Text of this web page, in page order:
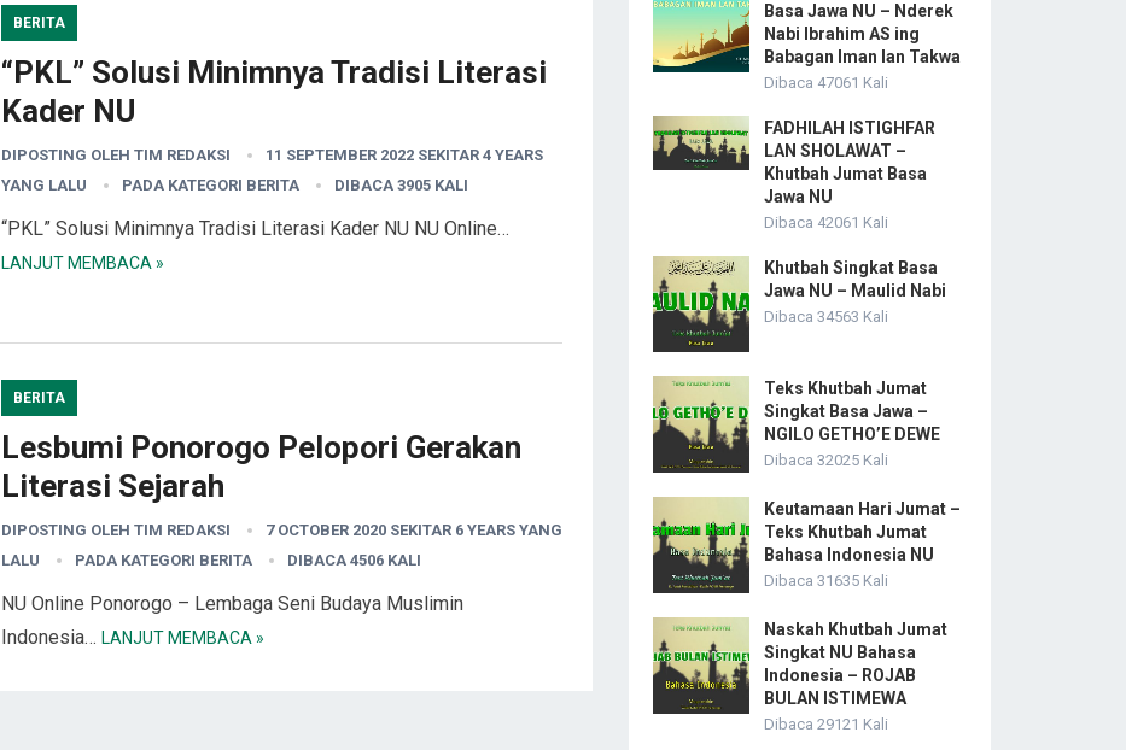
BERITA
“PKL” Solusi Minimnya Tradisi Literasi
Kader NU
DIPOSTING OLEH TIM REDAKSI
11 SEPTEMBER 2022 SEKITAR 4 YEARS
YANG LALU
PADA KATEGORI BERITA DIBACA 3905 KALI
“PKL” Solusi Minimnya Tradisi Literasi Kader NU NU Online…
LANJUT MEMBACA »
BERITA
Lesbumi Ponorogo Pelopori Gerakan
Literasi Sejarah
DIPOSTING OLEH TIM REDAKSI
7 OCTOBER 2020 SEKITAR 6 YEARS YANG
LALU
PADA KATEGORI BERITA DIBACA 4506 KALI
NU Online Ponorogo – Lembaga Seni Budaya Muslimin
Indonesia… LANJUT MEMBACA »
Basa Jawa NU – Nderek
Nabi Ibrahim AS ing
Babagan Iman lan Takwa
Dibaca 47061 Kali
FADHILAH ISTIGHFAR
LAN SHOLAWAT –
Khutbah Jumat Basa
Jawa NU
Dibaca 42061 Kali
Khutbah Singkat Basa
Jawa NU – Maulid Nabi
Dibaca 34563 Kali
Teks Khutbah Jumat
Singkat Basa Jawa –
NGILO GETHO’E DEWE
Dibaca 32025 Kali
Keutamaan Hari Jumat –
Teks Khutbah Jumat
Bahasa Indonesia NU
Dibaca 31635 Kali
Naskah Khutbah Jumat
Singkat NU Bahasa
Indonesia – ROJAB
BULAN ISTIMEWA
Dibaca 29121 Kali